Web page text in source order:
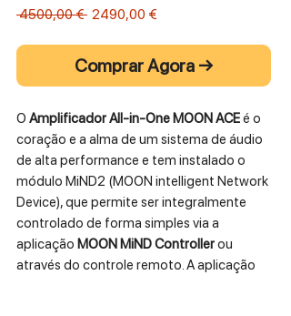
4500,00 € Preço
2490,00 €
Comprar Agora →
O Amplificador All-in-One MOON ACEé o
coração e a alma de um sistema de áudio
de alta performance e tem instalado o
módulo MiND2 (MOON intelligent Network
Device), que permite ser integralmente
controlado de forma simples via a
aplicação MOON MiND Controllerou
através do controle remoto. A aplicação